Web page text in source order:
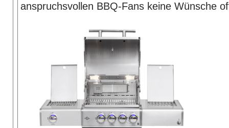
anspruchsvollen BBQ-Fans keine Wünsche